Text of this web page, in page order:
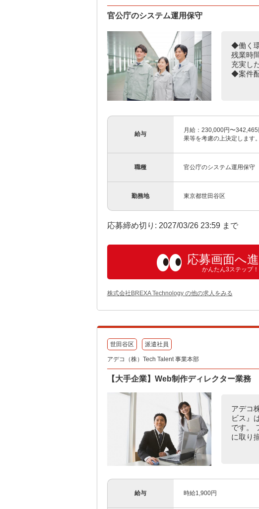
官公庁のシステム運用保守
◆働く
残業時
充実し
◆案件
給与
月給：230,000円〜
果等を考慮の上決定します
職種 官公庁のシステム運用保守
勤務地 東京都世田谷区
応募締め切り: 2027/03/26 23:59 まで
応募画面へ
かんたん3ステップ！
株式会社BREXA Technology の他の求人をみる
世田谷区 派遣社員
アデコ（株）Tech Talent 事業本部
【大手企業】Web制作ディレクター業務
アデコ
ビス』
です。
に取り
給与 時給1,900円